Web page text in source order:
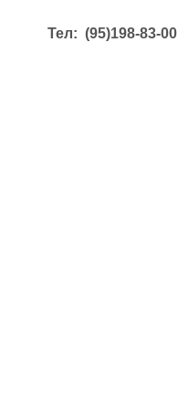
Тел: (95)198-83-00